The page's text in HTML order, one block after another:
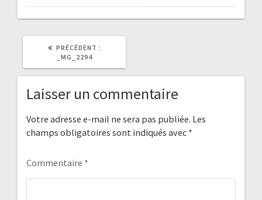
PRÉCÉDENT :
_MG_2294
Laisser un commentaire
Votre adresse e-mail ne sera pas publiée. Les
champs obligatoires sont indiqués avec *
Commentaire *